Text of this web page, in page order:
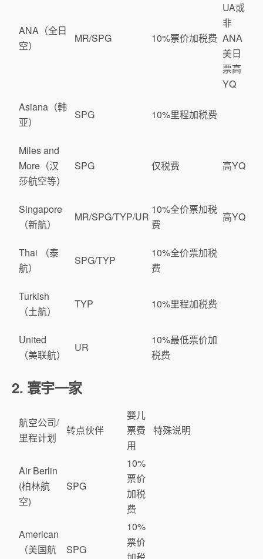
ANA（全日
空）
MR/SPG 10%票价加税费
UA或
非
ANA
美日
票高
YQ
Asiana（韩
亚）
SPG 10%里程加税费
Miles and
More（汉
莎航空等）
SPG 仅税费 高YQ
Singapore
（新航）
MR/SPG/TYP/UR
10%全价票加税
费
高YQ
Thai （泰
航）
SPG/TYP
10%全价票加税
费
Turkish
（土航）
TYP 10%里程加税费
United
（美联航）
UR
10%最低票价加
税费
2. 寰宇一家
航空公司/
里程计划
转点伙伴
婴儿
票费
用
特殊说明
Air Berlin
(柏林航
空)
SPG
10%
票价
加税
费
American
（美国航
SPG
10%
票价